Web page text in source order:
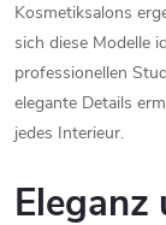
Kosmetiksalons
sich diese Modelle
professionellen
elegante Details
jedes Interieur.
Eleganz